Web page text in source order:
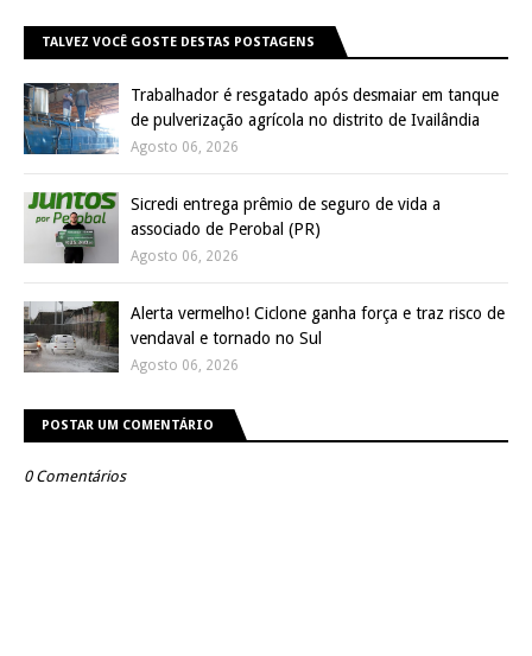
TALVEZ VOCÊ GOSTE DESTAS POSTAGENS
Trabalhador é resgatado após desmaiar em tanque
de pulverização agrícola no distrito de Ivailândia
Agosto 06, 2026
Sicredi entrega prêmio de seguro de vida a
associado de Perobal (PR)
Agosto 06, 2026
Alerta vermelho! Ciclone ganha força e traz risco de
vendaval e tornado no Sul
Agosto 06, 2026
POSTAR UM COMENTÁRIO
0 Comentários